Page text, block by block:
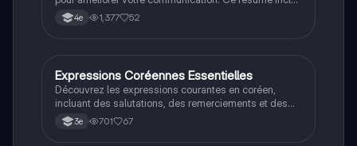
des expressions essentielles comme les salutations,
les remerciements et les questions de base. Idéal
4e 1,377 52
Autres langues
Expressions Coréennes Essentielles
Découvrez les expressions courantes en coréen,
incluant des salutations, des remerciements et des
phrases utiles pour la conversation quotidienne. Ce
résumé vous aidera à communiquer efficacement en
3e 701 67